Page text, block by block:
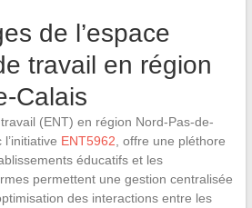
de l’espace
travail en région
Calais
(ENT) en région Nord-Pas-de-
ENT5962 , offre une pléthore
éducatifs et les
permettent une gestion centralisée
des interactions entre les